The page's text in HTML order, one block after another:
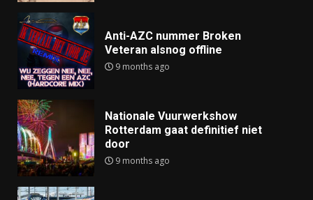
Anti-AZC nummer Broken
Veteran alsnog offline
9 months ago
Nationale Vuurwerkshow
Rotterdam gaat definitief niet
door
9 months ago